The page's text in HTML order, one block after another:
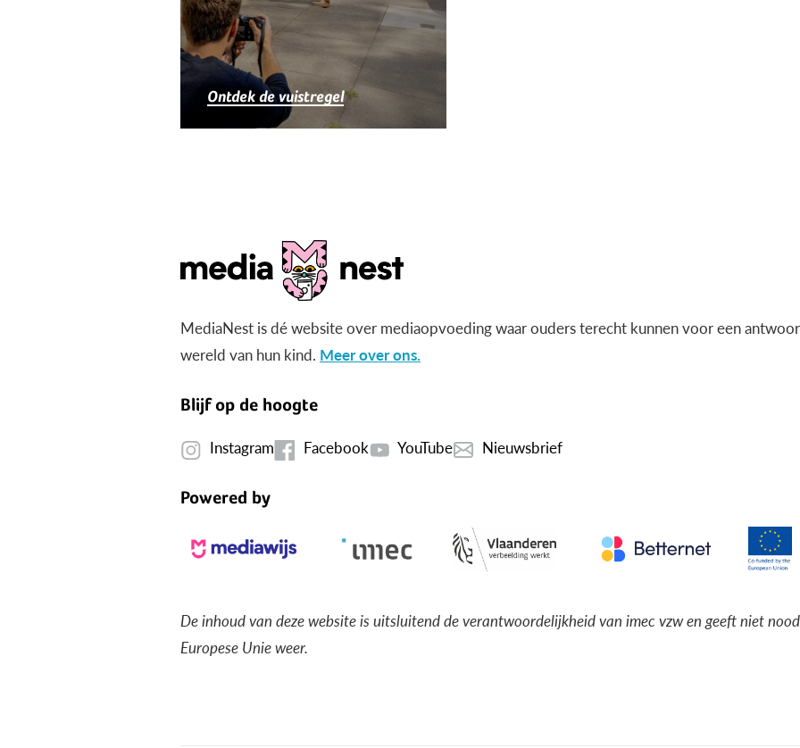
Ontdek de vuistregel
MediaNest is dé website over mediaopvoeding waar ouders terecht kunnen voor een
wereld van hun kind. Meer over ons.
Blijf op de hoogte
Instagram Facebook YouTube Nieuwsbrief
Powered by
De inhoud van deze website is uitsluitend de verantwoordelijkheid van imec vzw en geeft niet
Europese Unie weer.